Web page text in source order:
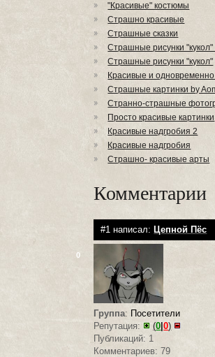
"Красивые" костюмы
Страшно красивые
Страшные сказки
Страшные рисунки "кукол"
Страшные рисунки "кукол"
Красивые и
Страшные картинки by
Странно-страшные
Просто красивые картинки
Красивые надгробия 2
Красивые надгробия
Страшно- красивые арты
Комментарии
#1 написал: Цепной Пёс
0
Группа: Посетители
Репутация:
(0 |0)
Публикаций: 1
Комментариев: 79